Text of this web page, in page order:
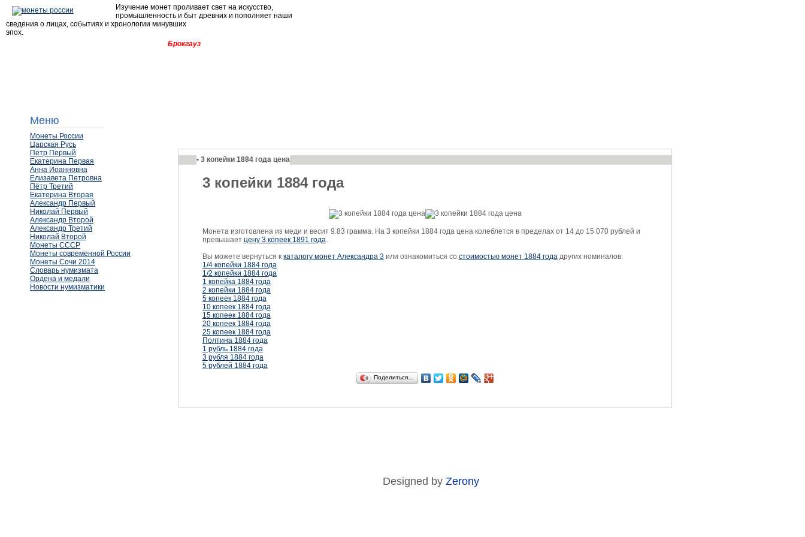
Изучение монет проливает свет на искусство,
промышленность и быт древних и пополняет наши
сведения о лицах, событиях и хронологии минувших
эпох.
Брокгауз
Меню
Монеты России
Царская Русь
Петр Первый
Екатерина Первая
Анна Иоанновна
Елизавета Петровна
Пётр Третий
Екатерина Вторая
Александр Первый
Николай Первый
Александр Второй
Александр Третий
Николай Второй
Монеты СССР
Монеты современной России
Монеты Сочи 2014
Словарь нумизмата
Ордена и медали
Новости нумизматики
•3 копейки 1884 года цена
3 копейки 1884 года
Монета изготовлена из меди и весит 9.83 грамма. На 3 копейки 1884 года цена колеблется в пределах от 14 до 15 070 рублей и
превышает цену 3 копеек 1891 года.
Вы можете вернуться к каталогу монет Александра 3или ознакомиться со стоимостью монет 1884 годадругих номиналов:
1/4 копейки 1884 года
1/2 копейки 1884 года
1 копейка 1884 года
2 копейки 1884 года
5 копеек 1884 года
10 копеек 1884 года
15 копеек 1884 года
20 копеек 1884 года
25 копеек 1884 года
Полтина 1884 года
1 рубль 1884 года
3 рубля 1884 года
5 рублей 1884 года
Поделиться…
Designed by Zerony